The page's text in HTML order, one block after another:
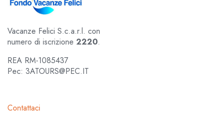
Vacanze Felici S.c.a.r.l. con
numero di iscrizione 2220.
REA RM-1085437
Pec: 3ATOURS@PEC.IT
Contattaci